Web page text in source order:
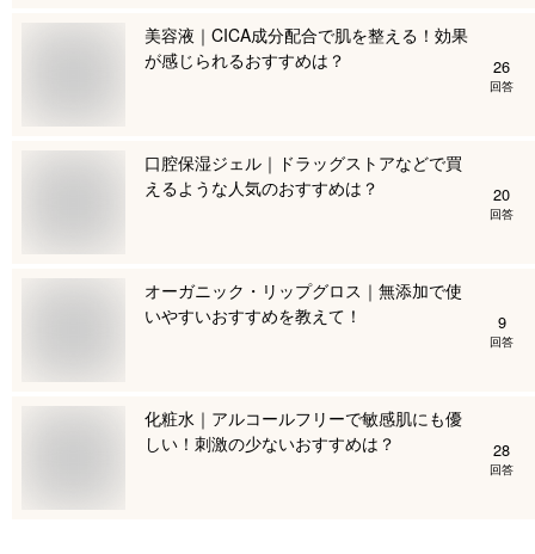
美容液｜CICA成分配合で肌を整える！効果
が感じられるおすすめは？
26
回答
口腔保湿ジェル｜ドラッグストアなどで買
えるような人気のおすすめは？
20
回答
オーガニック・リップグロス｜無添加で使
いやすいおすすめを教えて！
9
回答
化粧水｜アルコールフリーで敏感肌にも優
しい！刺激の少ないおすすめは？
28
回答